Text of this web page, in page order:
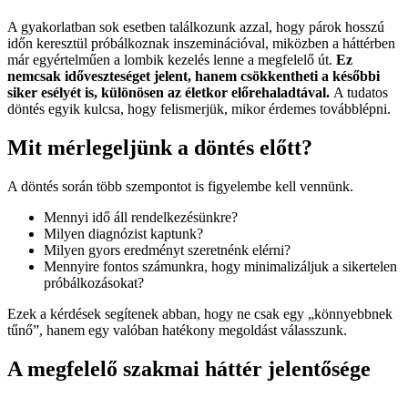
A gyakorlatban sok esetben találkozunk azzal, hogy párok hosszú
időn keresztül próbálkoznak inszeminációval, miközben a háttérben
már egyértelműen a lombik kezelés lenne a megfelelő út. Ez
nemcsak időveszteséget jelent, hanem csökkentheti a későbbi
siker esélyét is, különösen az életkor előrehaladtával. A tudatos
döntés egyik kulcsa, hogy felismerjük, mikor érdemes továbblépni.
Mit mérlegeljünk a döntés előtt?
A döntés során több szempontot is figyelembe kell vennünk.
Mennyi idő áll rendelkezésünkre?
Milyen diagnózist kaptunk?
Milyen gyors eredményt szeretnénk elérni?
Mennyire fontos számunkra, hogy minimalizáljuk a sikertelen
próbálkozásokat?
Ezek a kérdések segítenek abban, hogy ne csak egy „könnyebbnek
tűnő”, hanem egy valóban hatékony megoldást válasszunk.
A megfelelő szakmai háttér jelentősége